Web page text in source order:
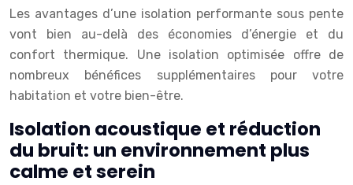
Les avantages d’une isolation performante sous pente
vont bien au-delà des économies d’énergie et du
confort thermique. Une isolation optimisée offre de
nombreux bénéfices supplémentaires pour votre
habitation et votre bien-être.
Isolation acoustique et réduction
du bruit: un environnement plus
calme et serein